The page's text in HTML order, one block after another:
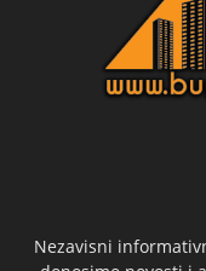
Nezavisni